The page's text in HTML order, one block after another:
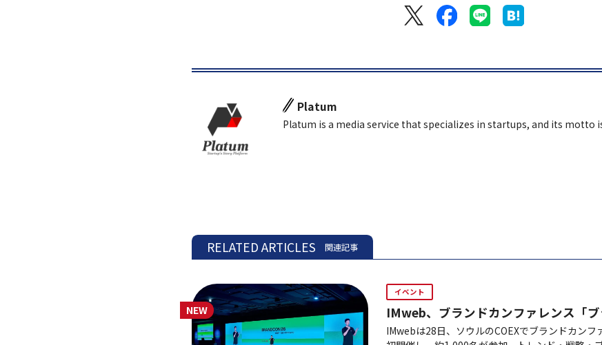
Platum
Platum is a media service that specializes in startups, and its
RELATED ARTICLES 関連記事
NEW
イベント
IMweb、ブランドカンファレンス「
IMwebは28日、ソウルのCOEXでブランドカン